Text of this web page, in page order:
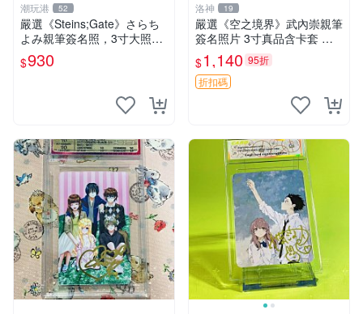
潮玩港 52
嚴選《Steins;Gate》さらち
よみ親筆簽名照，3寸大照片
附原裝卡磚。收藏家直供，限
量珍藏。 さらちよmi 作者 簽
$930
洛神 19
嚴選《空之境界》武內崇親筆
簽名照片 3寸真品含卡套 實
拍美照 古早收藏 經典角色 漫
畫周邊 簽名照 原畫
$1,140 95折
折扣碼